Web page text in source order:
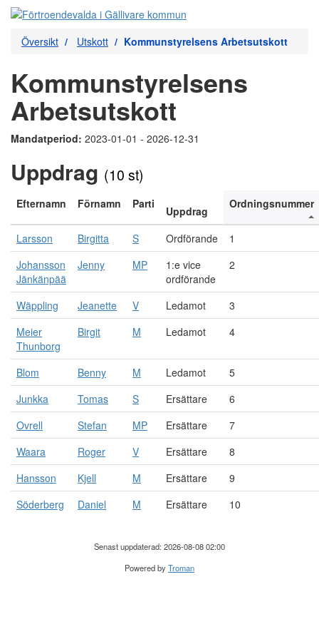
Översikt Utskott Kommunstyrelsens Arbetsutskott
Kommunstyrelsens
Arbetsutskott
Mandatperiod: 2023-01-01 - 2026-12-31
Uppdrag (10 st)
Efternamn Förnamn Parti
Uppdrag
Ordningsnummer
Larsson Birgitta S Ordförande
1
Johansson
Jänkänpää
Jenny MP
1:e vice
ordförande
2
Wäppling Jeanette V Ledamot
3
Meier
Thunborg
Birgit M Ledamot 4
Blom Benny M Ledamot
5
Junkka
Tomas S Ersättare
6
Ovrell
Stefan MP Ersättare
7
Waara
Roger V Ersättare
8
Hansson
Kjell M Ersättare
9
Söderberg
Daniel M Ersättare 10
Senast uppdaterad: 2026-08-08 02:00
Powered byTroman